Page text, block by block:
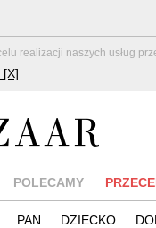
realizacji naszych usług
[X]
POLECAMY
PAN DZIECKO